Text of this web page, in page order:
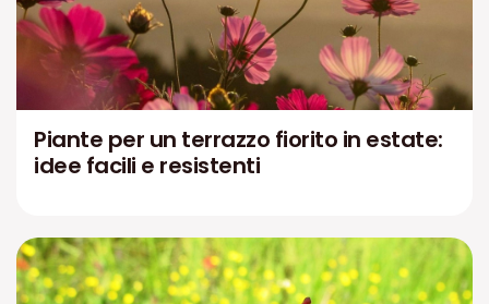
Piante per un terrazzo fiorito in estate:
idee facili e resistenti